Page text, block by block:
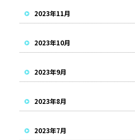
2023年11月
2023年10月
2023年9月
2023年8月
2023年7月